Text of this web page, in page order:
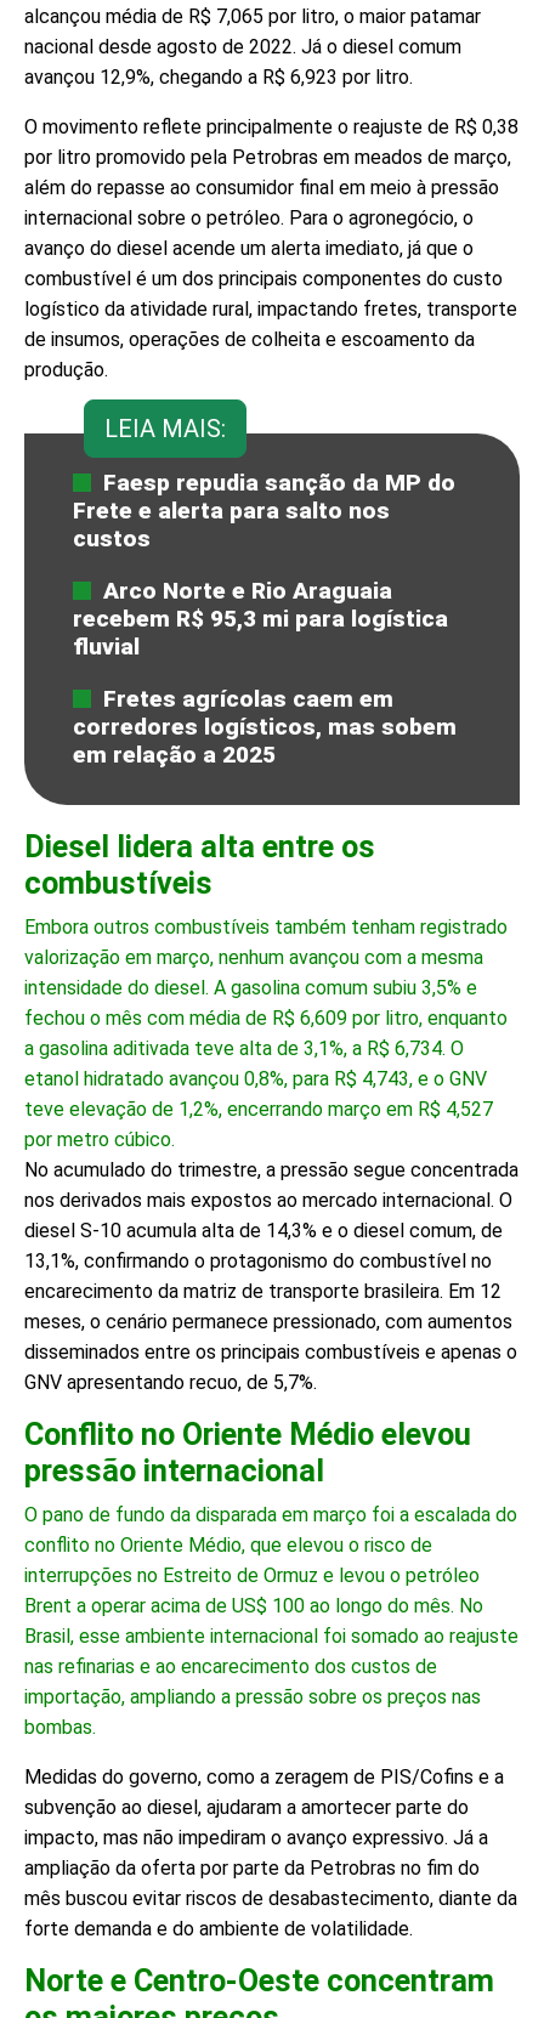
alcançou média de R$ 7,065 por litro, o maior patamar
nacional desde agosto de 2022. Já o diesel comum
avançou 12,9%, chegando a R$ 6,923 por litro.
O movimento reflete principalmente o reajuste de R$ 0,38
por litro promovido pela Petrobras em meados de março,
além do repasse ao consumidor final em meio à pressão
internacional sobre o petróleo. Para o agronegócio, o
avanço do diesel acende um alerta imediato, já que o
combustível é um dos principais componentes do custo
logístico da atividade rural, impactando fretes, transporte
de insumos, operações de colheita e escoamento da
produção.
LEIA MAIS:
Faesp repudia sanção da MP do
Frete e alerta para salto nos
custos
Arco Norte e Rio Araguaia
recebem R$ 95,3 mi para logística
fluvial
Fretes agrícolas caem em
corredores logísticos, mas sobem
em relação a 2025
Diesel lidera alta entre os
combustíveis
Embora outros combustíveis também tenham registrado
valorização em março, nenhum avançou com a mesma
intensidade do diesel. A gasolina comum subiu 3,5% e
fechou o mês com média de R$ 6,609 por litro, enquanto
a gasolina aditivada teve alta de 3,1%, a R$ 6,734. O
etanol hidratado avançou 0,8%, para R$ 4,743, e o GNV
teve elevação de 1,2%, encerrando março em R$ 4,527
por metro cúbico.
No acumulado do trimestre, a pressão segue concentrada
nos derivados mais expostos ao mercado internacional. O
diesel S-10 acumula alta de 14,3% e o diesel comum, de
13,1%, confirmando o protagonismo do combustível no
encarecimento da matriz de transporte brasileira. Em 12
meses, o cenário permanece pressionado, com aumentos
disseminados entre os principais combustíveis e apenas o
GNV apresentando recuo, de 5,7%.
Conflito no Oriente Médio elevou
pressão internacional
O pano de fundo da disparada em março foi a escalada do
conflito no Oriente Médio, que elevou o risco de
interrupções no Estreito de Ormuz e levou o petróleo
Brent a operar acima de US$ 100 ao longo do mês. No
Brasil, esse ambiente internacional foi somado ao reajuste
nas refinarias e ao encarecimento dos custos de
importação, ampliando a pressão sobre os preços nas
bombas.
Medidas do governo, como a zeragem de PIS/Cofins e a
subvenção ao diesel, ajudaram a amortecer parte do
impacto, mas não impediram o avanço expressivo. Já a
ampliação da oferta por parte da Petrobras no fim do
mês buscou evitar riscos de desabastecimento, diante da
forte demanda e do ambiente de volatilidade.
Norte e Centro-Oeste concentram